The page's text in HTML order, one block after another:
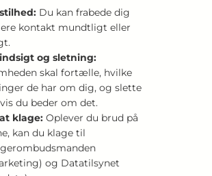
Du kan frabede dig
kontakt mundtligt eller
og sletning:
skal fortælle, hvilke
de har om dig, og slette
du beder om det.
klage: Oplever du brud på
kan du klage til
og Datatilsynet